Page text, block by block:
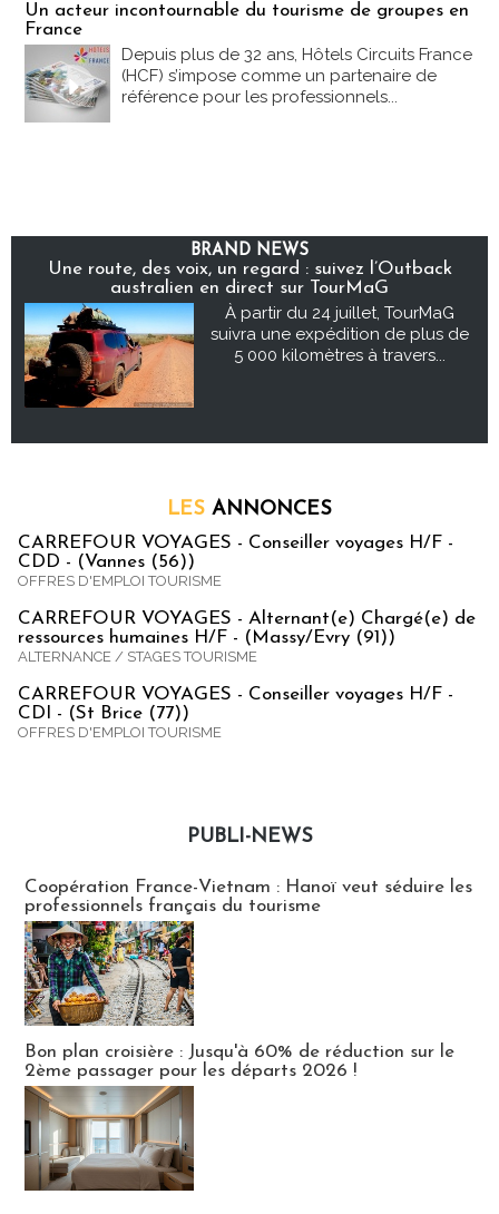
Un acteur incontournable du tourisme de groupes en
France
Depuis plus de 32 ans, Hôtels Circuits France
(HCF) s’impose comme un partenaire de
référence pour les professionnels...
BRAND NEWS
Une route, des voix, un regard : suivez l’Outback
australien en direct sur TourMaG
À partir du 24 juillet, TourMaG
suivra une expédition de plus de
5 000 kilomètres à travers...
LES ANNONCES
CARREFOUR VOYAGES - Conseiller voyages H/F -
CDD - (Vannes (56))
OFFRES D'EMPLOI TOURISME
CARREFOUR VOYAGES - Alternant(e) Chargé(e) de
ressources humaines H/F - (Massy/Evry (91))
ALTERNANCE / STAGES TOURISME
CARREFOUR VOYAGES - Conseiller voyages H/F -
CDI - (St Brice (77))
OFFRES D'EMPLOI TOURISME
PUBLI-NEWS
Coopération France-Vietnam : Hanoï veut séduire les
professionnels français du tourisme
Bon plan croisière : Jusqu'à 60% de réduction sur le
2ème passager pour les départs 2026 !